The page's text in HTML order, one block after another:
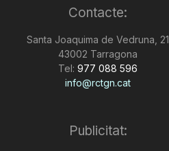
Contacte:
Santa Joaquima de Vedruna, 21
43002 Tarragona
Tel: 977 088 596
info@rctgn.cat
Publicitat: